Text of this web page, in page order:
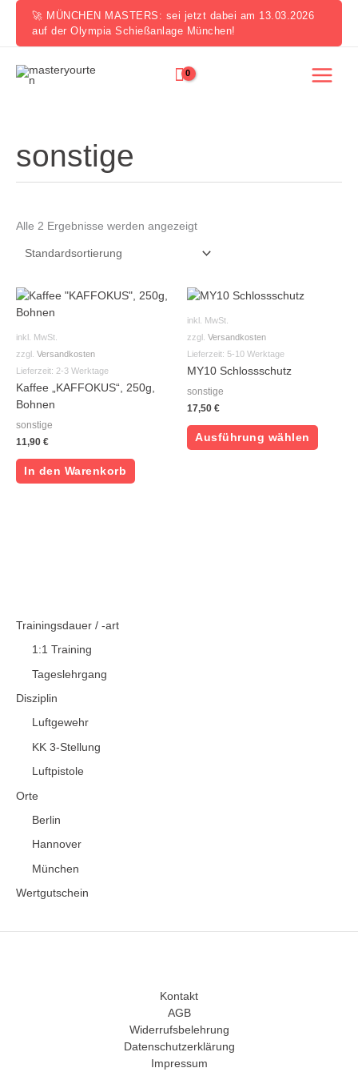
springen
🚀 MÜNCHEN MASTERS: sei jetzt dabei am 13.03.2026
auf der Olympia Schießanlage München!
Trainingsdauer / -art
1:1 Training
Tageslehrgang
Disziplin
Luftgewehr
KK 3-Stellung
Luftpistole
Orte
Berlin
Hannover
München
Wertgutschein
sonstige
Alle 2 Ergebnisse werden angezeigt
inkl. MwSt.
zzgl. Versandkosten
Lieferzeit: 2-3 Werktage
Kaffee „KAFFOKUS“, 250g,
Bohnen
sonstige
11,90 €
In den Warenkorb
inkl. MwSt.
zzgl. Versandkosten
Lieferzeit: 5-10 Werktage
MY10 Schlossschutz
sonstige
17,50 €
Ausführung wählen
können
auf
Kontakt
AGB
Widerrufsbelehrung
Datenschutzerklärung
Impressum